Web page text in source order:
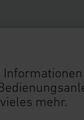
mehr.